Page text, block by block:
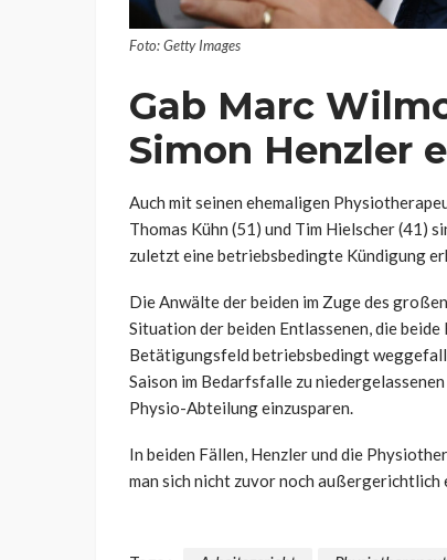
Foto: Getty Images
Gab Marc
Simon Henzler
Auch mit seinen ehemaligen
Thomas Kühn (51) und Tim Hielscher (41)
zuletzt eine betriebsbedingte Kündigung
Die Anwälte der beiden im Zuge des
Situation der beiden Entlassenen, die
Betätigungsfeld betriebsbedingt
Saison im Bedarfsfalle zu
Physio-Abteilung einzusparen.
In beiden Fällen, Henzler und die
man sich nicht zuvor noch außergerichtlich